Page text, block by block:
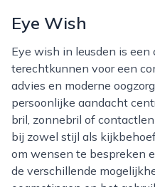
Eye Wish
Eye wish in leusden is een optiekzaak waar bezoekers
terechtkunnen voor een
advies en moderne
persoonlijke aandacht
bril, zonnebril of
bij zowel stijl als
om wensen te bespreken
de verschillende